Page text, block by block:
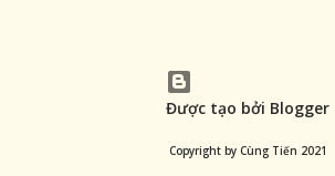
Được tạo bởi Blogger
Copyright by Cùng Tiến 2021